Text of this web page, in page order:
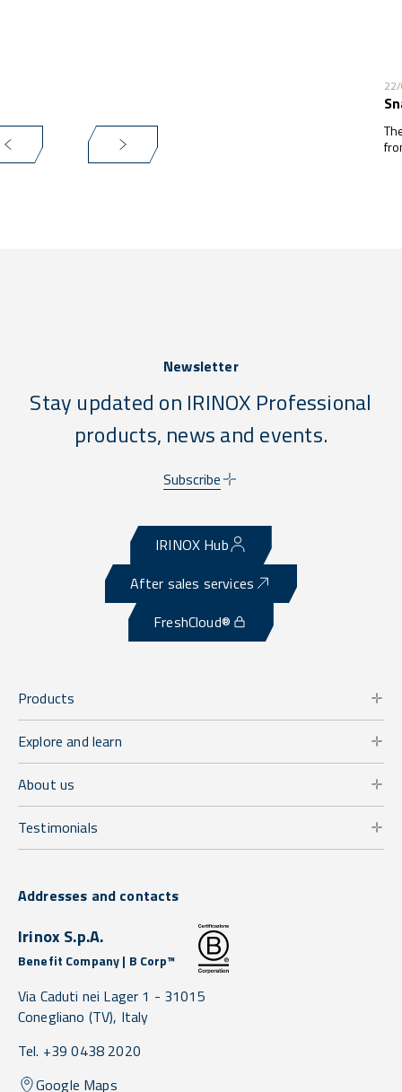
Newsletter
Stay updated on IRINOX Professional
products, news and events.
Subscribe
IRINOX Hub
After sales services
FreshCloud®
Products
Explore and learn
About us
Testimonials
Addresses and contacts
Irinox S.p.A.
Benefit Company | B Corp™
Via Caduti nei Lager 1 - 31015
Conegliano (TV), Italy
Tel. +39 0438 2020
Google Maps